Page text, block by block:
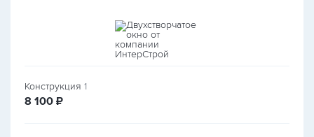
Конструкция 1
8 100 руб.
₽